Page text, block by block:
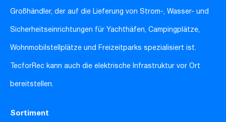
Großhändler, der auf die Lieferung von Strom-, Wasser- und
Sicherheitseinrichtungen für Yachthäfen, Campingplätze,
Wohnmobilstellplätze und Freizeitparks spezialisiert ist.
TecforRec kann auch die elektrische Infrastruktur vor Ort
bereitstellen.
Sortiment